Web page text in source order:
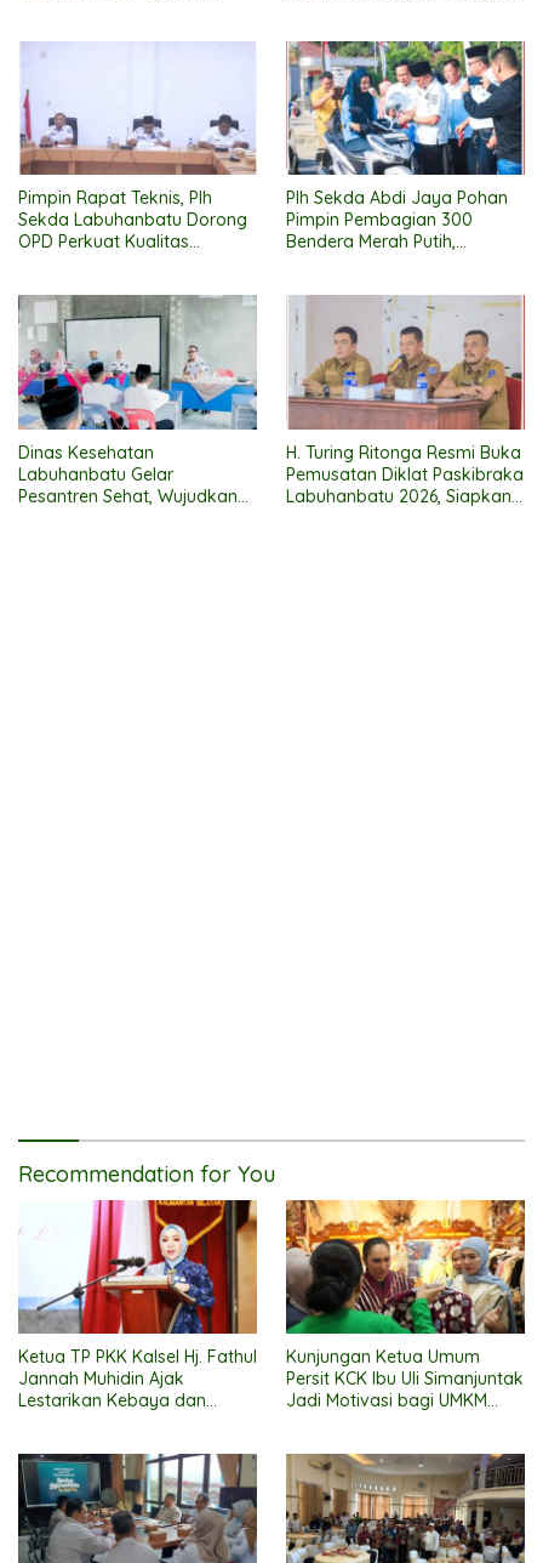
Pimpin Rapat Teknis, Plh
Sekda Labuhanbatu Dorong
OPD Perkuat Kualitas
2026
Plh Sekda Abdi Jaya Pohan
Pimpin Pembagian 300
Bendera Merah Putih,
Dinas Kesehatan
Labuhanbatu Gelar
Pesantren Sehat, Wujudkan
H. Turing Ritonga Resmi Buka
Pemusatan Diklat Paskibraka
Labuhanbatu 2026, Siapkan
Recommendation for You
Ketua TP PKK Kalsel Hj. Fathul
Jannah Muhidin Ajak
Lestarikan Kebaya dan
Kunjungan Ketua Umum
Persit KCK Ibu Uli Simanjuntak
Jadi Motivasi bagi UMKM